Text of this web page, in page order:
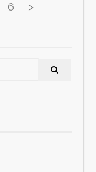
6 >